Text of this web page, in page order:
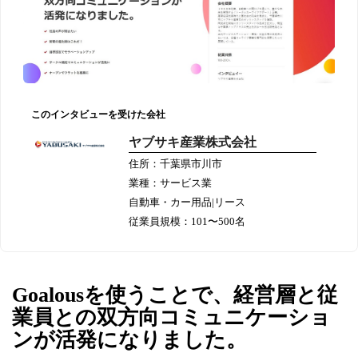
このインタビューを受けた会社
ヤブサキ産業株式会社
住所：千葉県市川市
業種：サービス業
自動車・カー用品|リース
従業員規模：101〜500名
Goalousを使うことで、経営層と従
業員との双方向コミュニケーショ
ンが活発になりました。